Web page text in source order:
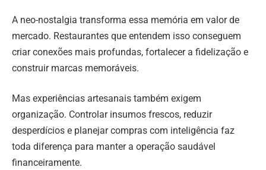
A neo-nostalgia transforma essa memória em valor de
mercado. Restaurantes que entendem isso conseguem
criar conexões mais profundas, fortalecer a fidelização e
construir marcas memoráveis.
Mas experiências artesanais também exigem
organização. Controlar insumos frescos, reduzir
desperdícios e planejar compras com inteligência faz
toda diferença para manter a operação saudável
financeiramente.